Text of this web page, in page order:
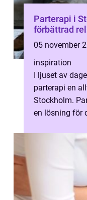
Parterapi i
förbättrad
05 november
inspiration
I ljuset av
parterapi en
Stockholm.
en lösning för